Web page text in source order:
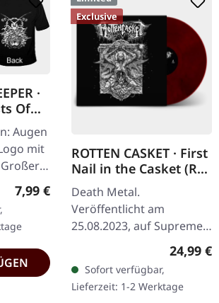
·
Of
TS |
Augen
mit
Of The
Regulärer Preis:
7,99 €
Exclusive
ROTTEN CASKET · First
Nail in the Casket (Re-
Release) | RED/BLACK
LP
Death Metal.
Veröffentlicht am
25.08.2023, auf Supreme
Chaos Records. SCR
exklusiv! Re-Release auf
transparent rot/schwarz
marmoriertem Vinyl,…
24,99 €
Sofort verfügbar,
Lieferzeit: 1-2 Werktage